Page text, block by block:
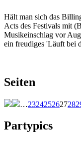
Hält man sich das
Acts des Festivals mit
Musikeinschlag vor
ein freudiges 'Läuft bei
Seiten
…232425262728
Partypics